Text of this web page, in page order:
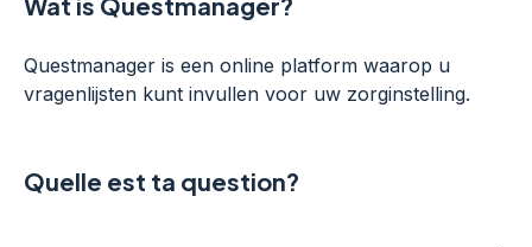
Questmanager is een online platform waarop u
vragenlijsten kunt invullen voor uw zorginstelling.
Quelle est ta question?